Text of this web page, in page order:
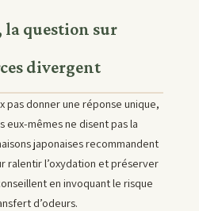
la question sur
divergent
pas donner une réponse unique,
mêmes ne disent pas la
japonaises recommandent
ralentir l’oxydation et préserver
en invoquant le risque
d’odeurs.